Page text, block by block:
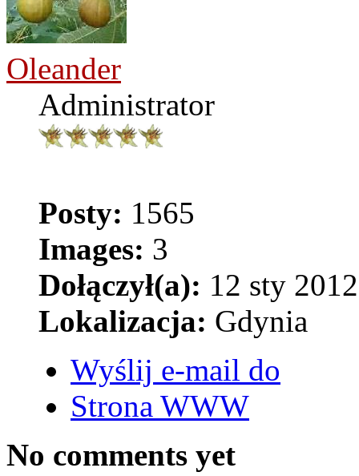
Oleander
Administrator
Posty: 1565
Images: 3
Dołączył(a): 12 sty
Lokalizacja: Gdynia
Wyślij e-mail do
Strona WWW
No comments yet